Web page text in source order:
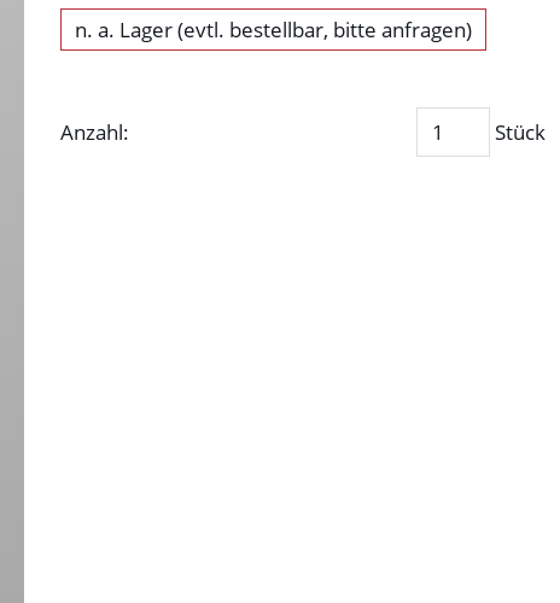
n. a. Lager (evtl. bestellbar, bitte anfragen)
Anzahl: Stück